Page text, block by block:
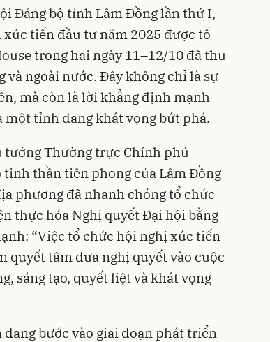
Đảng bộ tỉnh Lâm Đồng lần thứ I,
tiến đầu tư năm 2025 được tổ
trong hai ngày 11–12/10 đã thu
ngoài nước. Đây không chỉ là sự
mà còn là lời khẳng định mạnh
tỉnh đang khát vọng bứt phá.
tướng Thường trực Chính phủ
tinh thần tiên phong của Lâm Đồng
phương đã nhanh chóng tổ chức
thực hóa Nghị quyết Đại hội bằng
“Việc tổ chức hội nghị xúc tiến
quyết tâm đưa nghị quyết vào cuộc
sáng tạo, quyết liệt và khát vọng
bước vào giai đoạn phát triển